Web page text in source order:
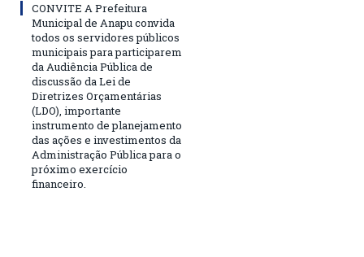
CONVITE A Prefeitura
Municipal de Anapu convida
todos os servidores públicos
municipais para participarem
da Audiência Pública de
discussão da Lei de
Diretrizes Orçamentárias
(LDO), importante
instrumento de planejamento
das ações e investimentos da
Administração Pública para o
próximo exercício
financeiro.